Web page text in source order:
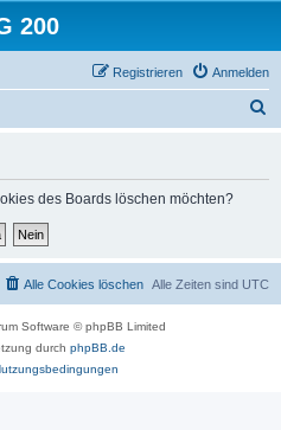
200
Anmelden
Registrieren
des Boards löschen möchten?
Alle Zeiten sind UTC
Alle Cookies löschen
Software © phpBB Limited
durch phpBB.de